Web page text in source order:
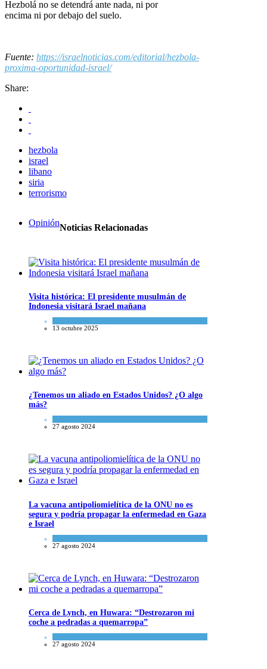
Hezbolá no se detendrá ante nada, ni por
encima ni por debajo del suelo.
Fuente: https://israelnoticias.com/editorial/hezbola-
proxima-oportunidad-israel/
Share:
hezbola
israel
libano
siria
terrorismo
OpiniónNoticias Relacionadas
Visita histórica: El presidente musulmán de
Indonesia visitará Israel mañana
13 octubre 2025
¿Tenemos un aliado en Estados Unidos? ¿O algo
más?
27 agosto 2024
La vacuna antipoliomielítica de la ONU no es
segura y podría propagar la enfermedad en Gaza
e Israel
27 agosto 2024
Cerca de Lynch, en Huwara: “Destrozaron mi
coche a pedradas a quemarropa”
27 agosto 2024